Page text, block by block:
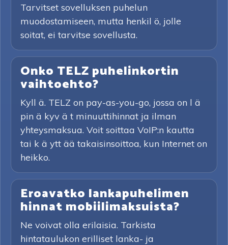
Tarvitset sovelluksen puhelun
muodostamiseen, mutta henkil ö, jolle
soitat, ei tarvitse sovellusta.
Onko TELZ puhelinkortin
vaihtoehto?
Kyll ä. TELZ on pay-as-you-go, jossa on l ä
pin ä kyv ä t minuuttihinnat ja ilman
yhteysmaksua. Voit soittaa VoIP:n kautta
tai k ä ytt ää takaisinsoittoa, kun Internet on
heikko.
Eroavatko lankapuhelimen
hinnat mobiilimaksuista?
Ne voivat olla erilaisia. Tarkista
hintataulukon erilliset lanka- ja